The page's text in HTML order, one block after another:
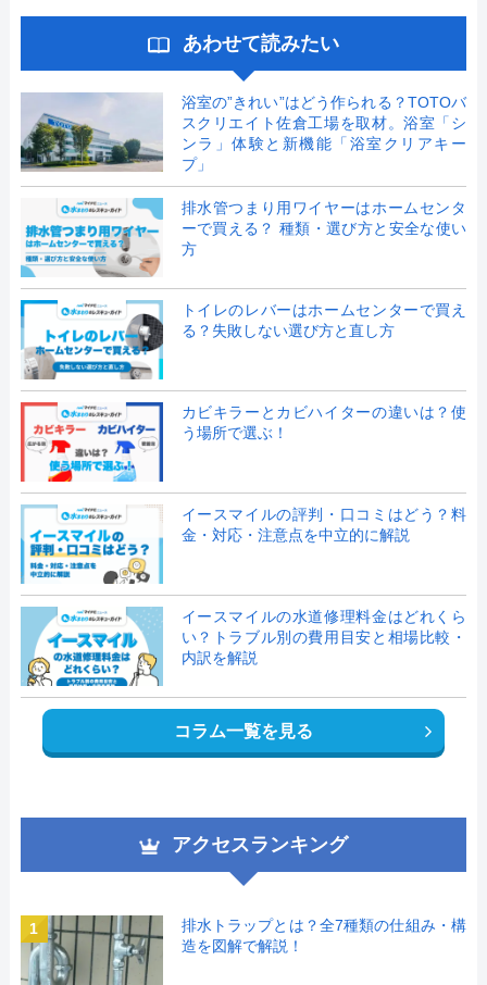
あわせて読みたい
浴室の”きれい”はどう作られる？TOTOバ
スクリエイト佐倉工場を取材。浴室「シ
ンラ」体験と新機能「浴室クリアキー
プ」
排水管つまり用ワイヤーはホームセンタ
ーで買える？ 種類・選び方と安全な使い
方
トイレのレバーはホームセンターで買え
る？失敗しない選び方と直し方
カビキラーとカビハイターの違いは？使
う場所で選ぶ！
イースマイルの評判・口コミはどう？料
金・対応・注意点を中立的に解説
イースマイルの水道修理料金はどれくら
い？トラブル別の費用目安と相場比較・
内訳を解説
コラム一覧を見る
アクセスランキング
1
排水トラップとは？全7種類の仕組み・構
造を図解で解説！